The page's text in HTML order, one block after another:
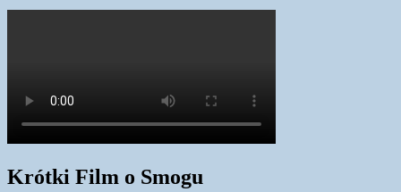
Krótki Film o Smogu